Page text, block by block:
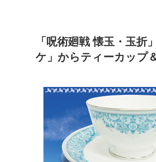
「呪術廻戦 懐玉・玉
ケ」からティーカップ